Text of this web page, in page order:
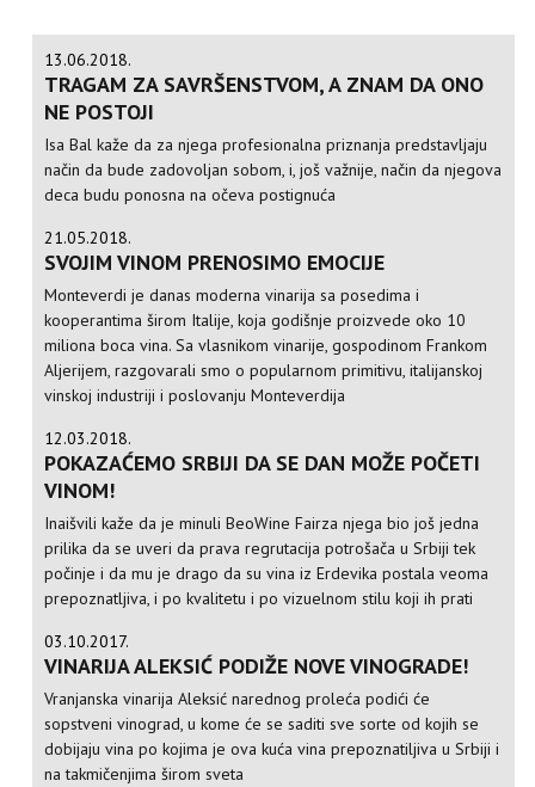
13.06.2018.
TRAGAM ZA SAVRŠENSTVOM, A ZNAM DA ONO
NE POSTOJI
Isa Bal kaže da za njega profesionalna priznanja predstavljaju
način da bude zadovoljan sobom, i, još važnije, način da njegova
deca budu ponosna na očeva postignuća
21.05.2018.
SVOJIM VINOM PRENOSIMO EMOCIJE
Monteverdi je danas moderna vinarija sa posedima i
kooperantima širom Italije, koja godišnje proizvede oko 10
miliona boca vina. Sa vlasnikom vinarije, gospodinom Frankom
Aljerijem, razgovarali smo o popularnom primitivu, italijanskoj
vinskoj industriji i poslovanju Monteverdija
12.03.2018.
POKAZAĆEMO SRBIJI DA SE DAN MOŽE POČETI
VINOM!
Inaišvili kaže da je minuli BeoWine Fairza njega bio još jedna
prilika da se uveri da prava regrutacija potrošača u Srbiji tek
počinje i da mu je drago da su vina iz Erdevika postala veoma
prepoznatljiva, i po kvalitetu i po vizuelnom stilu koji ih prati
03.10.2017.
VINARIJA ALEKSIĆ PODIŽE NOVE VINOGRADE!
Vranjanska vinarija Aleksić narednog proleća podići će
sopstveni vinograd, u kome će se saditi sve sorte od kojih se
dobijaju vina po kojima je ova kuća vina prepoznatiljiva u Srbiji i
na takmičenjima širom sveta